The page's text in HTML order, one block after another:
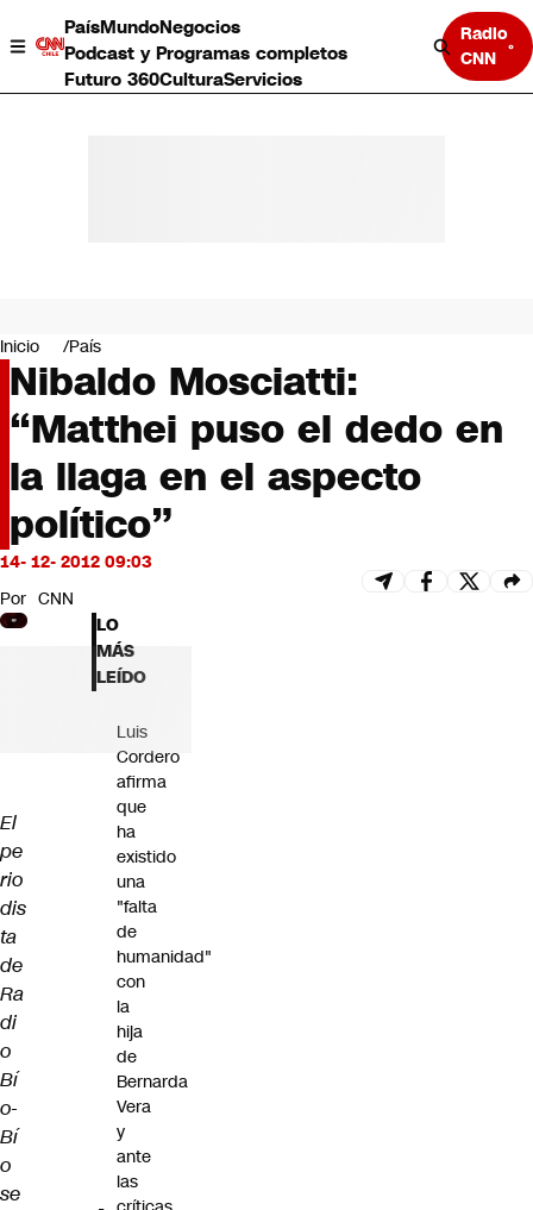
PaísMundoNegocios
Podcast y Programas completos
Futuro 360CulturaServicios
Radio
CNN
Negocios
Deportes
Programas completos
Cultura
Servicios
Bits
CNN Data
CNN tiempo
Futuro 360
Inicio País
Nibaldo Mosciatti:
“Matthei puso el dedo en
la llaga en el aspecto
político”
14- 12- 2012 09:03
Por CNN
El
pe
rio
dis
ta
de
Ra
di
o
Bí
o-
Bí
o
se
LO
MÁS
LEÍDO
Luis
Cordero
afirma
que
ha
existido
una
"falta
de
humanidad"
con
la
hija
de
Bernarda
Vera
y
ante
las